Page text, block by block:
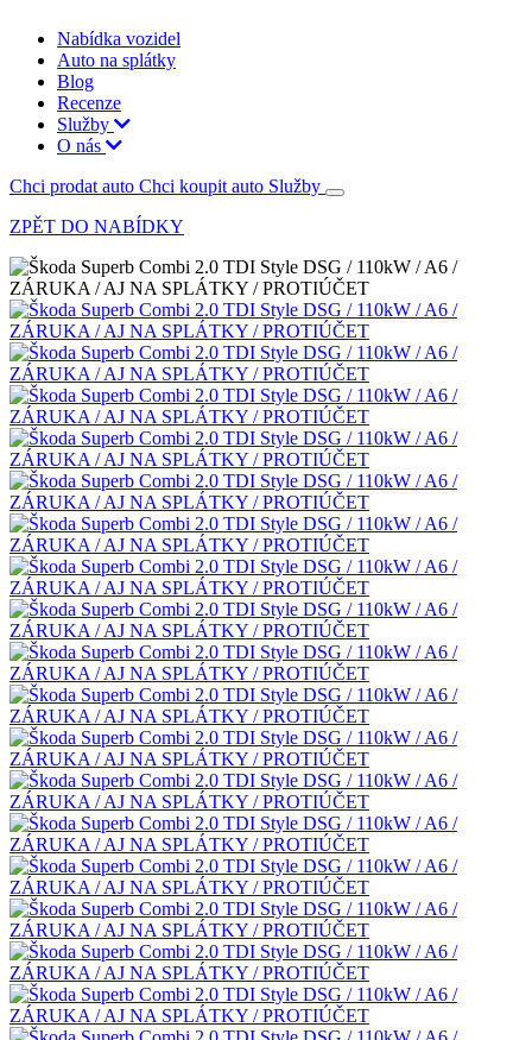
Nabídka vozidel
Auto na splátky
Blog
Recenze
Služby
O nás
Chci prodat auto Chci koupit auto Služby
ZPĚT DO NABÍDKY